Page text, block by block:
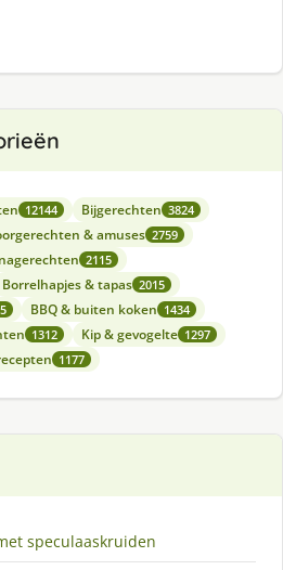
12144 Bijgerechten 3824
& amuses 2759
2115
Borrelhapjes & tapas 2015
BBQ & buiten koken 1434
1312 Kip & gevogelte 1297
1177
speculaaskruiden